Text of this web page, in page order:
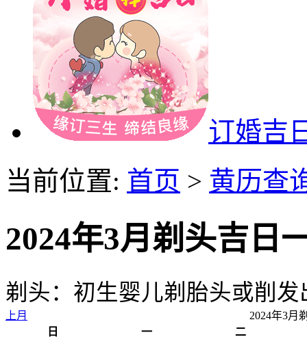
订婚吉
当前位置: 首页 > 黄历查
2024年3月剃头吉日
剃头：初生婴儿剃胎头或削发
上月
2024年3月
日
一 二